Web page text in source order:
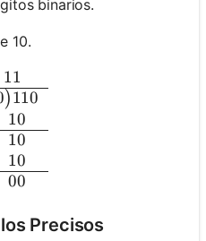
binarios.
10.
\begin{array}{c} 11 \\
11
)110
10
10
10
000
Precisos